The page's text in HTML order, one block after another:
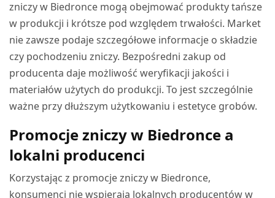
zniczy w Biedronce mogą obejmować produkty tańsze
w produkcji i krótsze pod względem trwałości. Market
nie zawsze podaje szczegółowe informacje o składzie
czy pochodzeniu zniczy. Bezpośredni zakup od
producenta daje możliwość weryfikacji jakości i
materiałów użytych do produkcji. To jest szczególnie
ważne przy dłuższym użytkowaniu i estetyce grobów.
Promocje zniczy w Biedronce a
lokalni producenci
Korzystając z promocje zniczy w Biedronce,
konsumenci nie wspierają lokalnych producentów w